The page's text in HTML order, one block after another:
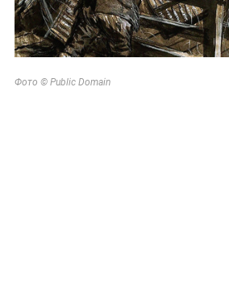
Фото © Public Domain